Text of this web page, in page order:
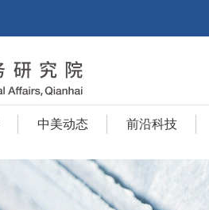
中美动态 前沿科技